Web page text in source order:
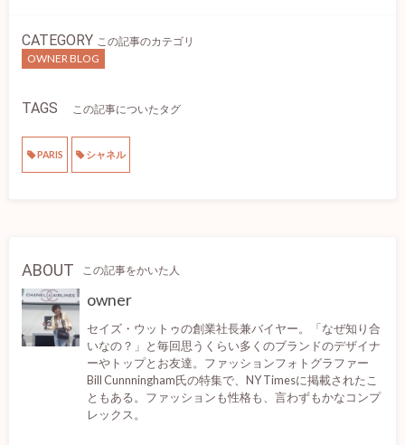
CATEGORY この記事のカテゴリ
OWNER BLOG
TAGS この記事についたタグ
PARIS シャネル
ABOUT この記事をかいた人
owner
セイズ・ウットゥの創業社長兼バイヤー。「なぜ知り合
いなの？」と毎回思うくらい多くのブランドのデザイナ
ーやトップとお友達。ファッションフォトグラファー
Bill Cunnningham氏の特集で、NY Timesに掲載されたこ
ともある。ファッションも性格も、言わずもかなコンプ
レックス。